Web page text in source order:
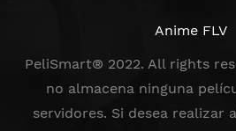
Anime FLV
PeliSmart® 2022. All rights
no almacena ninguna
servidores. Si desea realizar